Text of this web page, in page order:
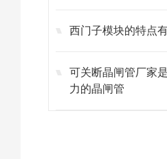
西门子模块的特点
可关断晶闸管厂家
力的晶闸管